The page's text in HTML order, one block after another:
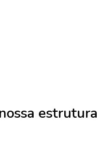
estrutura